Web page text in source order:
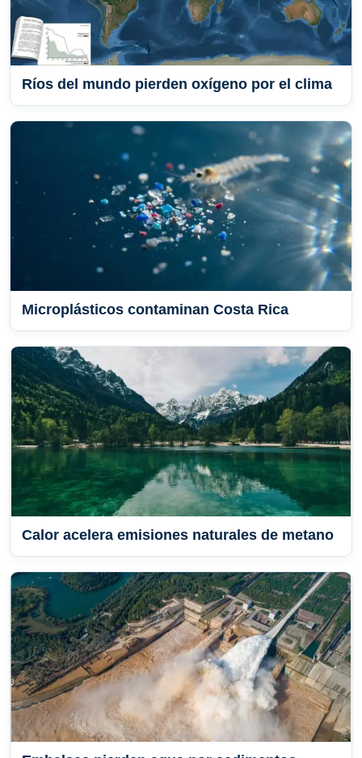
Ríos del mundo pierden oxígeno por el clima
Microplásticos contaminan Costa Rica
Calor acelera emisiones naturales de metano